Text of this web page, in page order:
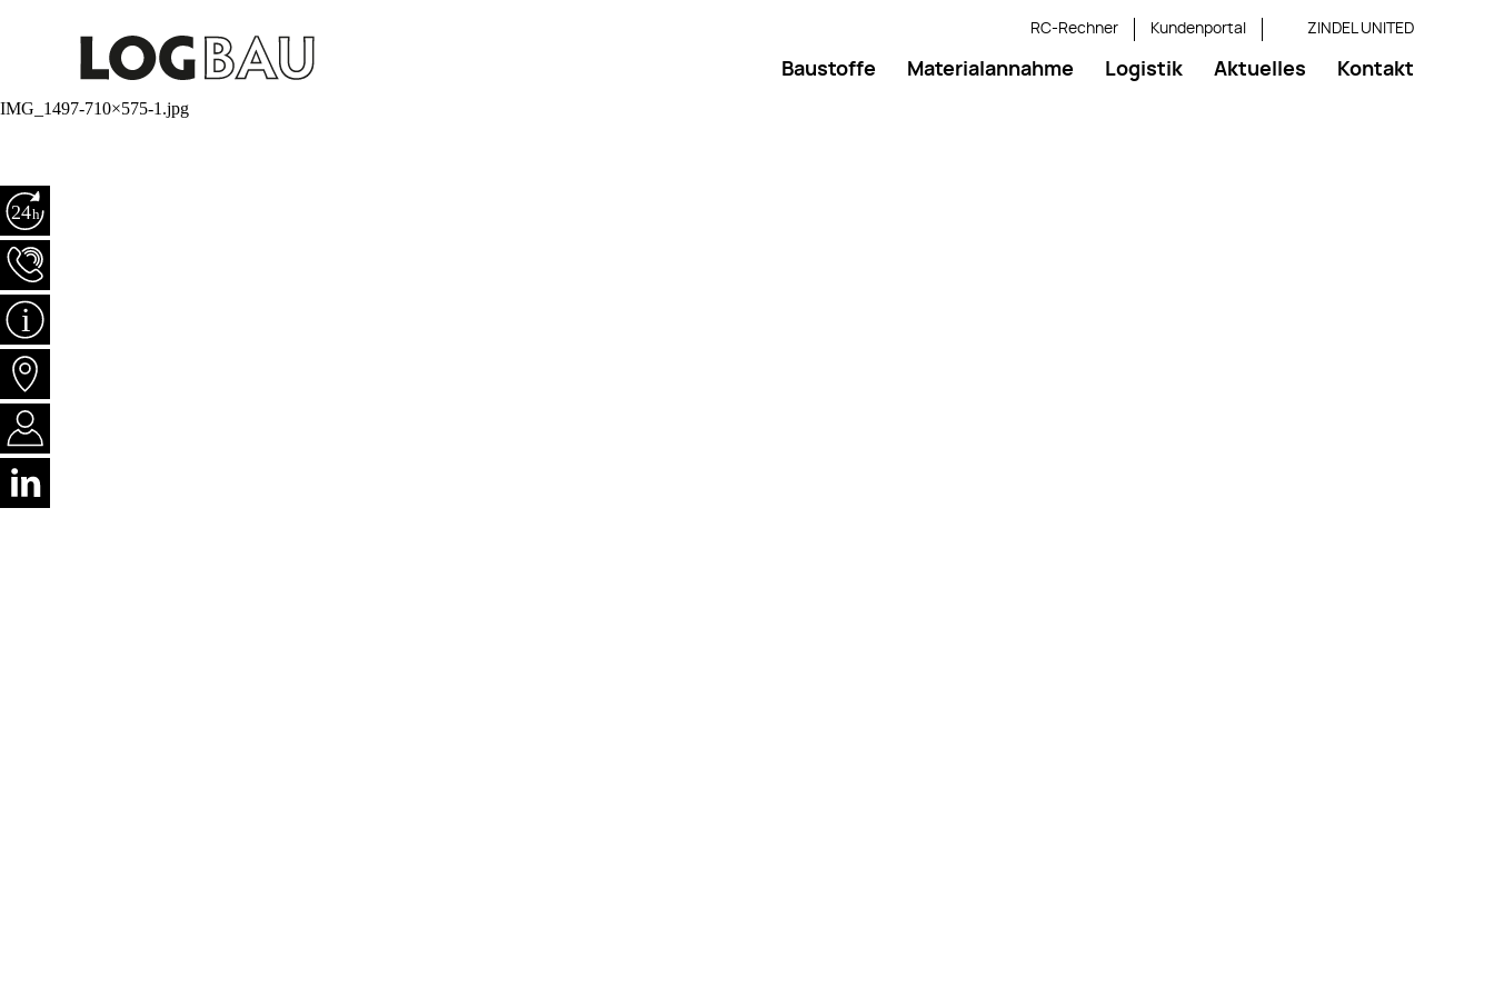
RC-Rechner Kundenportal ZINDEL UNITED
Baustoffe Materialannahme Logistik Aktuelles Kontakt
IMG_1497-710×575-1.jpg
Notfall +41 79 681 15 30
Tel +41 81 303 73 80
Aktuelles
Standorte
Jobs
Follow us